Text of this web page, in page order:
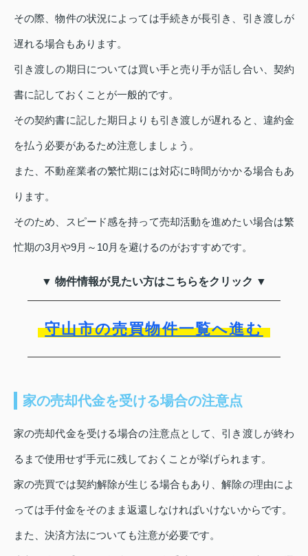
その際、物件の状況によっては手続きが長引き、引き渡しが
遅れる場合もあります。
引き渡しの期日については買い手と売り手が話し合い、契約
書に記しておくことが一般的です。
その契約書に記した期日よりも引き渡しが遅れると、違約金
を払う必要があるため注意しましょう。
また、不動産業者の繁忙期には対応に時間がかかる場合もあ
ります。
そのため、スピード感を持って売却活動を進めたい場合は繁
忙期の3月や9月～10月を避けるのがおすすめです。
▼ 物件情報が見たい方はこちらをクリック ▼
守山市の売買物件一覧へ進む
家の売却代金を受ける場合の注意点
家の売却代金を受ける場合の注意点として、引き渡しが終わ
るまで使用せず手元に残しておくことが挙げられます。
家の売買では契約解除が生じる場合もあり、解除の理由によ
っては手付金をそのまま返還しなければいけないからです。
また、決済方法についても注意が必要です。